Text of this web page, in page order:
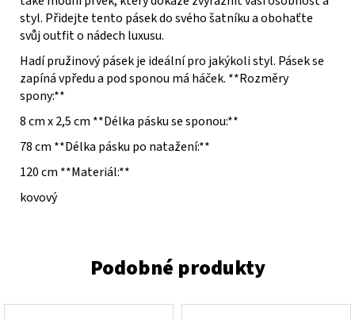
styl. Přidejte tento pásek do svého šatníku a obohaťte
svůj outfit o nádech luxusu.
Hadí pružinový pásek je ideální pro jakýkoli styl. Pásek se
zapíná vpředu a pod sponou má háček. **Rozměry
spony:**
8 cm x 2,5 cm **Délka pásku se sponou:**
78 cm **Délka pásku po natažení:**
120 cm **Materiál:**
kovový